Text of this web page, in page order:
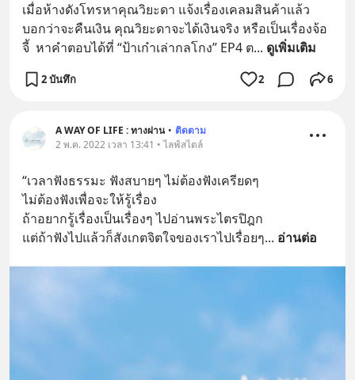
เมื่อห้างดังโทรหาคุณวิยะดา แจ้งเรื่องเคลมสินค้าแล้ว
บอกว่าจะคืนเงิน คุณวิยะดาจะได้เงินจริง หรือเป็นเรื่องจ้อ
จี้  หาคำตอบได้ที่ “ป้าเก๋าเล่ากลโกง” EP4 ต... ดูเพิ่มเติม
2 บันทึก 2 6
A WAY OF LIFE : ทางผ่าน • ติดตาม
2 พ.ค. 2022 เวลา 13:41 • ไลฟ์สไตล์
“เวลาฟังธรรมะ ฟังสบายๆ ไม่ต้องฟังเครียดๆ
ไม่ต้องฟังเพื่อจะให้รู้เรื่อง
ถ้าอยากรู้เรื่องเป็นเรื่องๆ ไปอ่านพระไตรปิฎก
แต่ถ้าฟังไปแล้วก็สังเกตจิตใจของเราไปเรื่อยๆ... อ่านต่อ